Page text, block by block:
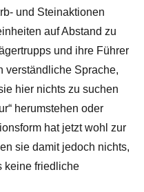
und Steinaktionen
auf Abstand zu
und ihre Führer
verständliche Sprache,
hier nichts zu suchen
herumstehen oder
hat jetzt wohl zur
sie damit jedoch nichts,
keine friedliche